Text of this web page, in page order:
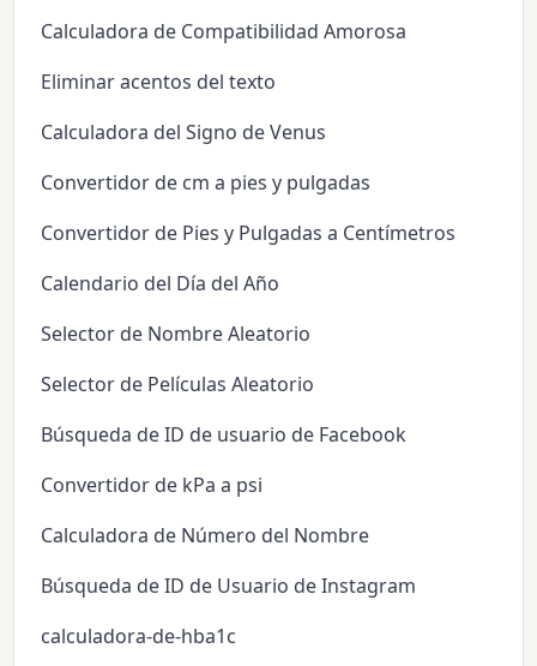
Calculadora de Compatibilidad Amorosa
Eliminar acentos del texto
Calculadora del Signo de Venus
Convertidor de cm a pies y pulgadas
Convertidor de Pies y Pulgadas a Centímetros
Calendario del Día del Año
Selector de Nombre Aleatorio
Selector de Películas Aleatorio
Búsqueda de ID de usuario de Facebook
Convertidor de kPa a psi
Calculadora de Número del Nombre
Búsqueda de ID de Usuario de Instagram
calculadora-de-hba1c